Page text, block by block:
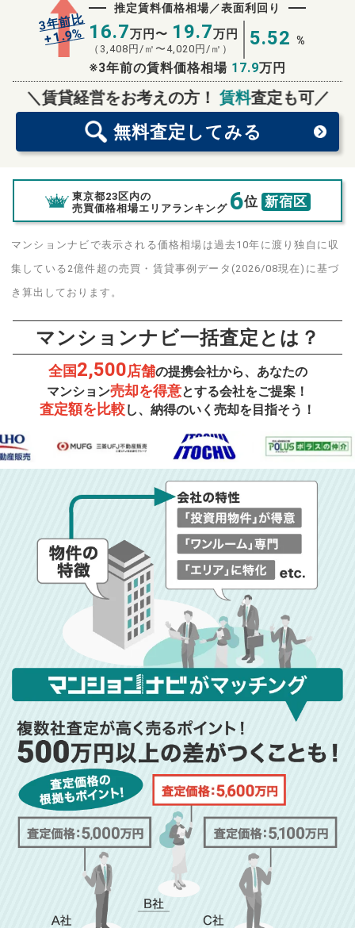
3年前比
+1.9%
推定賃料価格相場／表面利回り
16.7万円〜 19.7万円
（ 3,408 円/㎡〜4,020 円/㎡） 5.52 %
※3年前の賃料価格相場 17.9万円
＼賃貸経営をお考えの方！ 賃料査定も可／
無料査定 してみる
無料査定スタート！
東京都23区内の
売買価格相場エリアランキング 6位 新宿区
マンションナビで表示される価格相場は過去10年に渡り独自に収
集している2億件超の売買・賃貸事例データ(2026/08現在)に基づ
き算出しております。
マンションナビ一括査定とは？
全国2,500店舗の提携会社から、あなたの
マンション売却を得意とする会社をご提案！
査定額を比較し、納得のいく売却を目指そう！